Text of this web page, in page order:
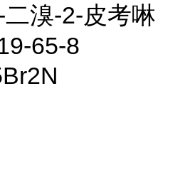
溴-2-皮考啉
65-8